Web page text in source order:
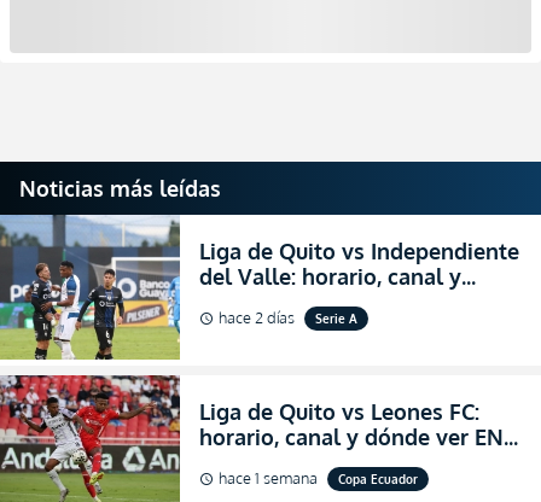
Noticias más leídas
Liga de Quito vs Independiente
del Valle: horario, canal y
dónde ver EN VIVO el
partidazo por la fecha 24 de la
schedule hace 2 días Serie A
Liga de Quito vs Leones FC:
horario, canal y dónde ver EN
VIVO los octavos de final de la
Copa Ecuador 2026
schedule hace 1 semana Copa Ecuador